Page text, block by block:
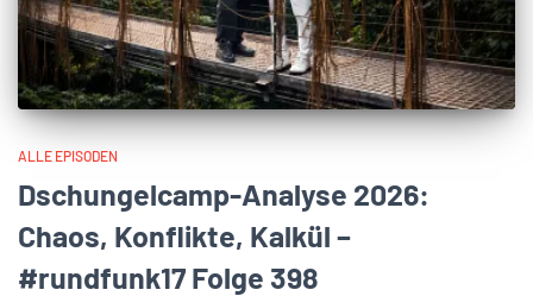
ALLE EPISODEN
Dschungelcamp-Analyse 2026:
Chaos, Konflikte, Kalkül –
#rundfunk17 Folge 398